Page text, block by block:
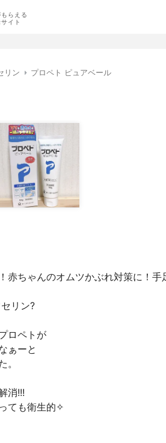
らえる
イト
リン プロペト ピュアベール
赤ちゃんのオムツかぶれ対策に！ 手
リン?
ロペトが
ぁーと
。
消!!!
ても衛生的✧︎